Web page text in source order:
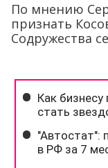
По мнению
признать
Содружества